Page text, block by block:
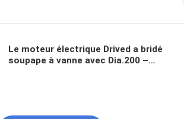
Le moteur électrique Drived a bridé
soupape à vanne avec Dia.200 –